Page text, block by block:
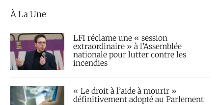
À La Une
LFI réclame une « session
extraordinaire » à l’Assemblée
nationale pour lutter contre les
incendies
« Le droit à l’aide à mourir »
définitivement adopté au Parlement